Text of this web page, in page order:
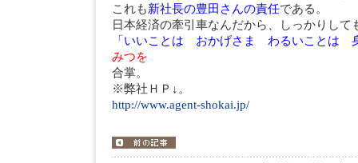
これも新社長の豊田さんの責任である。
日本経済の牽引車なんだから、しっかりして
「いいことは おかげさま わるいことは
みつを
合掌。
※弊社ＨＰ↓。
http://www.agent-shokai.jp/